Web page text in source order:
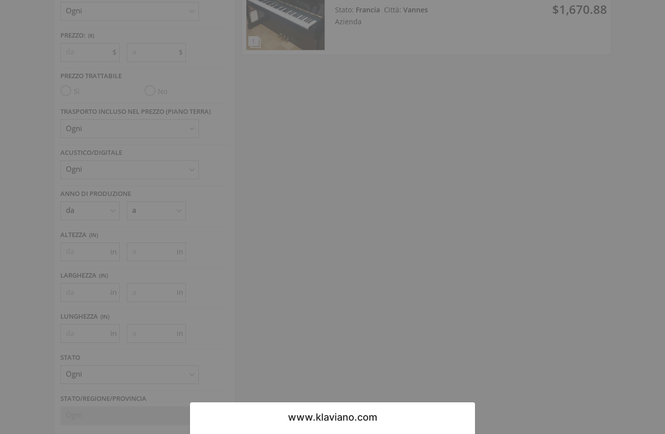
PREZZO: ($)
$ $
PREZZO TRATTABILE
Sì No
TRASPORTO INCLUSO NEL PREZZO (PIANO TERRA)
ACUSTICO/DIGITALE
ANNO DI PRODUZIONE
ALTEZZA (IN)
in in
LARGHEZZA (IN)
in in
LUNGHEZZA (IN)
in in
STATO
Ogni
STATO/REGIONE/PROVINCIA
$1,670.88
Stato: Francia Città:Vannes
Azienda